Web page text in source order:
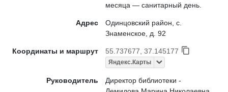
месяца — санитарный день.
Адрес
Одинцовский район, с.
Знаменское, д. 92
Координаты и маршрут 55.737677, 37.145177
Яндекс.Карты
Руководитель
Директор библиотеки -